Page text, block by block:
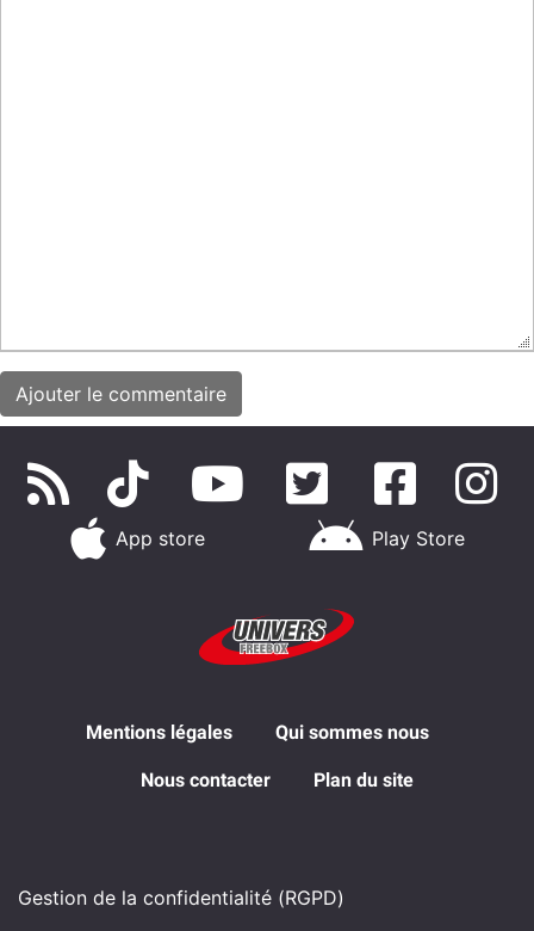
App store Play Store
Mentions légales Qui sommes nous
Nous contacter Plan du site
Gestion de la confidentialité (RGPD)